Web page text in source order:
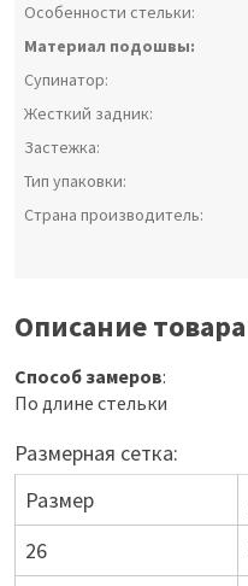
Особенности стельки:
Материал подошвы:
Супинатор:
Жесткий задник:
Застежка:
Тип упаковки:
Страна производитель:
Описание товара
Способ замеров:
По длине стельки
Размерная сетка:
Размер
26